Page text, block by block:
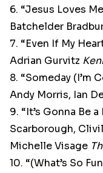
6. “Jesus Loves
Batchelder
7. “Even If My
Adrian Gurvitz
8. “Someday (I’m
Andy Morris, Ian
9. “It’s Gonna Be
Scarborough,
Michelle Visage
10. “(What’s So